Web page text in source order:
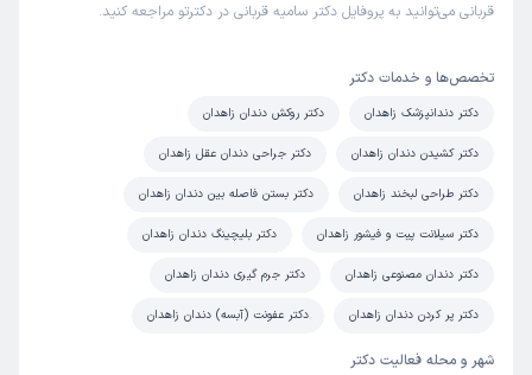
قربانی می‌توانید به پروفایل دکتر سامیه قربانی در دکترتو مراجعه کنید.
تخصص‌ها و خدمات دکتر
دکتر دندانپزشک زاهدان دکتر روکش دندان زاهدان
دکتر کشیدن دندان زاهدان دکتر جراحی دندان عقل زاهدان
دکتر طراحی لبخند زاهدان دکتر بستن فاصله بین دندان زاهدان
دکتر سیلانت پیت و فیشور زاهدان دکتر بلیچینگ دندان زاهدان
دکتر دندان مصنوعی زاهدان دکتر جرم گیری دندان زاهدان
دکتر پر کردن دندان زاهدان دکتر عفونت (آبسه) دندان زاهدان
شهر و محله فعالیت دکتر